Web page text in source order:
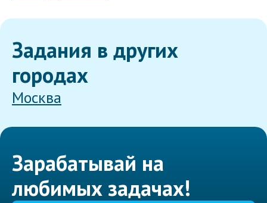
Задания в других
городах
Москва
Зарабатывай на
любимых задачах!